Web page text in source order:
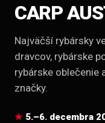
CARP
Najväčší rybársky
dravcov, rybárske
rybárske oblečenie
značky.
5.–6. decembra